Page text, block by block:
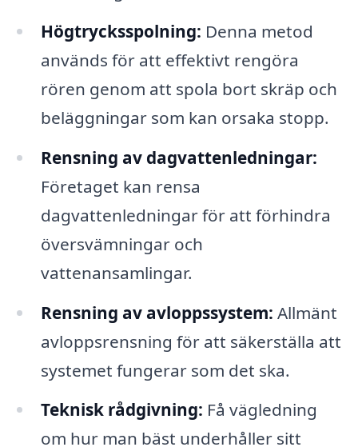
Högtrycksspolning: Denna metod
används för att effektivt rengöra
rören genom att spola bort skräp och
beläggningar som kan orsaka stopp.
Rensning av dagvattenledningar:
Företaget kan rensa
dagvattenledningar för att förhindra
översvämningar och
vattenansamlingar.
Rensning av avloppssystem: Allmänt
avloppsrensning för att säkerställa att
systemet fungerar som det ska.
Teknisk rådgivning: Få vägledning
om hur man bäst underhåller sitt